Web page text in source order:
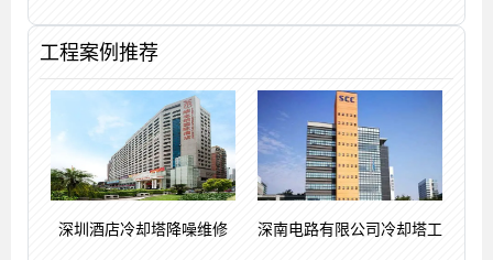
工程案例推荐
深圳酒店冷却塔降噪维修 深南电路有限公司冷却塔工